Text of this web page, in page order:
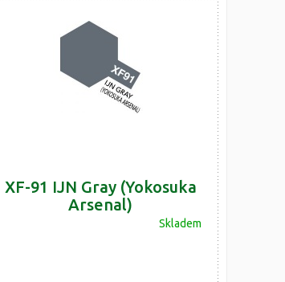
XF-91 IJN Gray (Yokosuka
Arsenal)
Skladem